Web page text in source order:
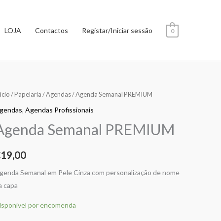
LOJA Contactos Registar/Iniciar sessão 0
/Papelaria/Agendas/ Agenda Semanal PREMIUM
,Agendas Profissionais
Semanal PREMIUM
19,00
Semanal em Pele Cinza com personalização de nome
capa
por encomenda